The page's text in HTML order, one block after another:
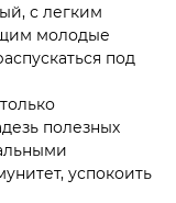
с легким
молодые
под
полезных
успокоить